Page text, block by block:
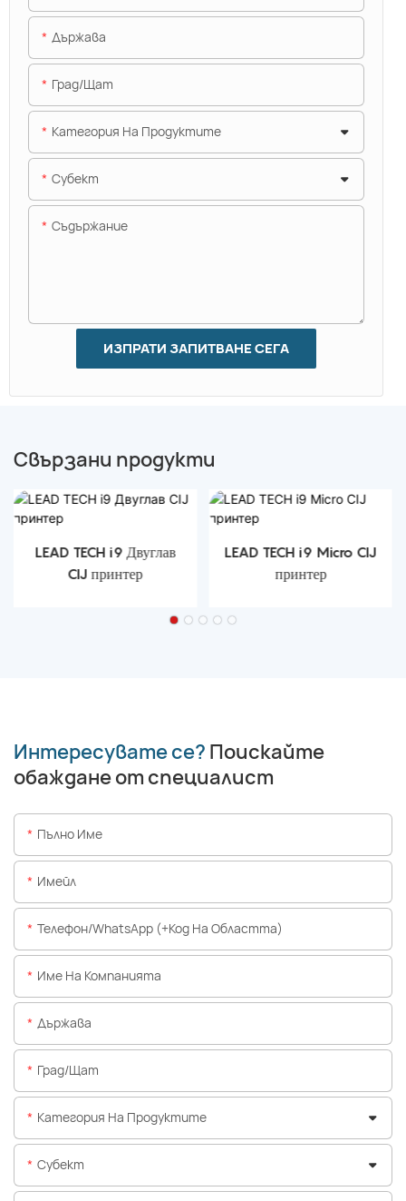
Държава
Град/щат
Категория На Продуктите
Субект
Съдържание
ИЗПРАТИ ЗАПИТВАНЕ СЕГА
Свързани продукти
LEAD TECH i9 Двуглав
CIJ принтер
LEAD TECH i9 Micro CIJ
принтер
Интересувате се? Поискайте
обаждане от специалист
Пълно Име
Имейл
Телефон/WhatsApp (+Код На Областта)
Име На Компанията
Държава
Град/щат
Категория На Продуктите
Субект